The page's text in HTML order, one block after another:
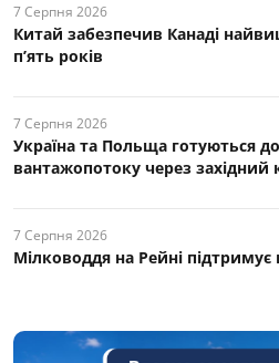
7 Серпня 2026
Китай забезпечив Канаді
п’ять років
7 Серпня 2026
Україна та Польща готуються
вантажопотоку через західний
7 Серпня 2026
Мілководдя на Рейні підтримує